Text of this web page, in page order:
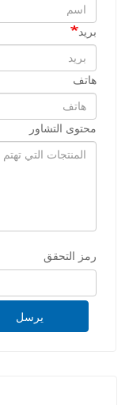
بريد
هاتف
محتوى التشاور
رمز التحقق
يرسل